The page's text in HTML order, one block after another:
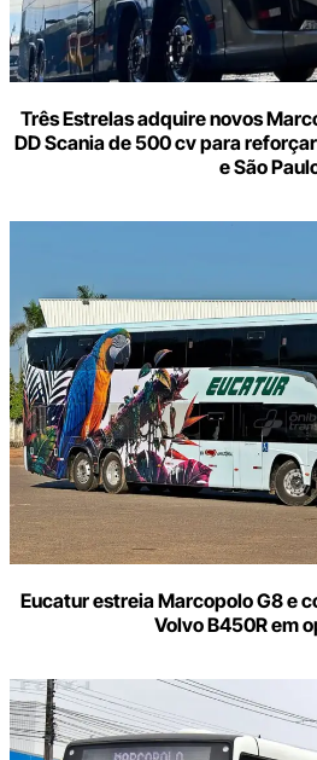
Três Estrelas adquire novos
DD Scania de 500 cv para
e São
Eucatur estreia Marcopolo G8 e
Volvo B450R em